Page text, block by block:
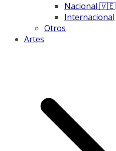
Nacional 🇻🇪
Internacional
Otros
Artes